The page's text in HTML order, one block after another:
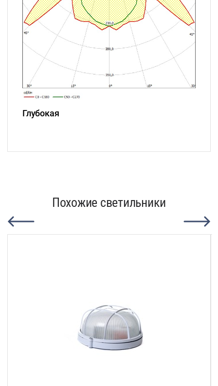
Глубокая
Похожие светильники